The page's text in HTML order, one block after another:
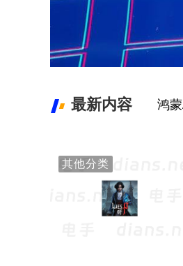
最新内容 鸿
其他分类